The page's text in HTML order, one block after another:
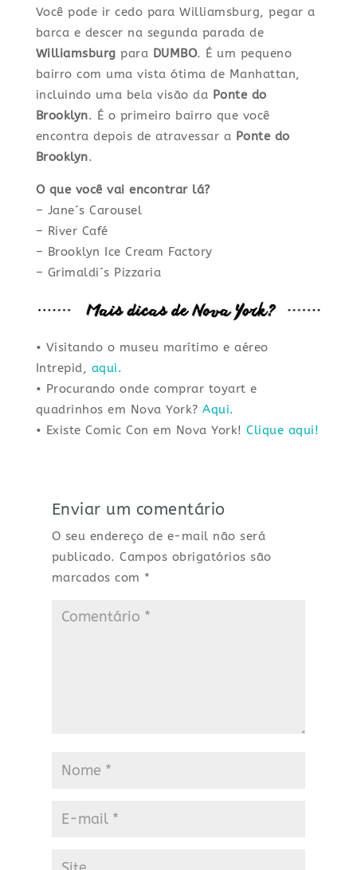
Você pode ir cedo para Williamsburg, pegar a
barca e descer na segunda parada de
Williamsburg para DUMBO. É um pequeno
bairro com uma vista ótima de Manhattan,
incluindo uma bela visão da Ponte do
Brooklyn. É o primeiro bairro que você
encontra depois de atravessar a Ponte do
Brooklyn.
O que você vai encontrar lá?
– Jane´s Carousel
– River Café
– Brooklyn Ice Cream Factory
– Grimaldi´s Pizzaria
• Visitando o museu marítimo e aéreo
Intrepid, aqui.
• Procurando onde comprar toyart e
quadrinhos em Nova York?Aqui.
• Existe Comic Con em Nova York!Clique aqui!
Enviar um comentário
O seu endereço de e-mail não será
publicado. Campos obrigatórios são
marcados com *